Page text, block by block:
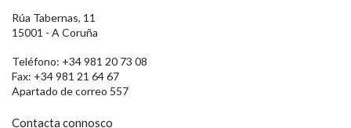
Rúa Tabernas, 11
15001 - A Coruña
Teléfono: +34 981 20 73 08
Fax: +34 981 21 64 67
Apartado de correo 557
Contacta connosco